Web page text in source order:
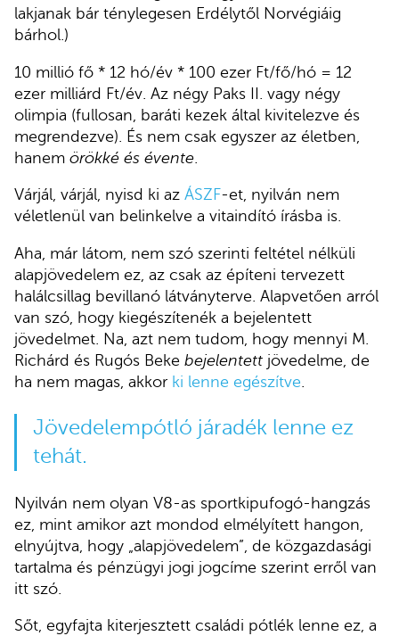
lakjanak bár ténylegesen Erdélytől Norvégiáig
bárhol.)
10 millió fő * 12 hó/év * 100 ezer Ft/fő/hó = 12
ezer milliárd Ft/év. Az négy Paks II. vagy négy
olimpia (fullosan, baráti kezek által kivitelezve és
megrendezve). És nem csak egyszer az életben,
hanem örökké és évente
Várjál, várjál, nyisd ki az ÁSZF-et, nyilván nem
véletlenül van belinkelve a vitaindító írásba is.
Aha, már látom, nem szó szerinti feltétel nélküli
alapjövedelem ez, az csak az építeni tervezett
halálcsillag bevillanó látványterve. Alapvetően arról
van szó, hogy kiegészítenék a bejelentett
jövedelmet. Na, azt nem tudom, hogy mennyi M.
Richárd és Rugós Beke bejelentett jövedelme, de
ha nem magas, akkor ki lenne egészítve
Jövedelempótló járadék lenne ez
tehát.
Nyilván nem olyan V8-as sportkipufogó-hangzás
ez, mint amikor azt mondod elmélyített hangon,
elnyújtva, hogy „alapjövedelem”, de közgazdasági
tartalma és pénzügyi jogi jogcíme szerint erről van
itt szó.
Sőt, egyfajta kiterjesztett családi pótlék lenne ez, a